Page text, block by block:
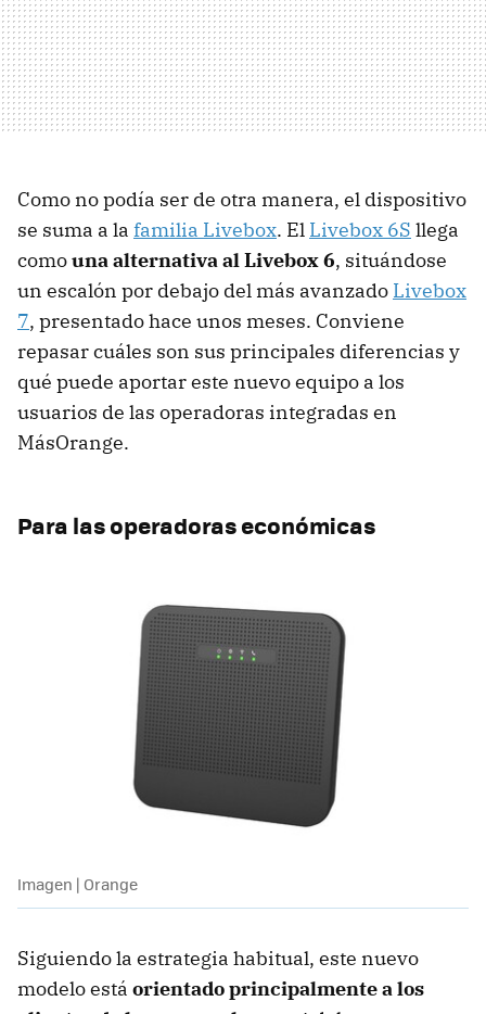
Como no podía ser de otra manera, el dispositivo
se suma a la familia Livebox. El Livebox 6S llega
comouna alternativa alLivebox 6, situándose
un escalón por debajo del más avanzado Livebox
7, presentado hace unos meses. Conviene
repasar cuáles son sus principales diferencias y
qué puede aportar este nuevo equipo a los
usuarios de las operadoras integradas en
MásOrange.
Para las operadoras económicas
Imagen | Orange
Siguiendo la estrategia habitual, este nuevo
modelo está orientado principalmente a los